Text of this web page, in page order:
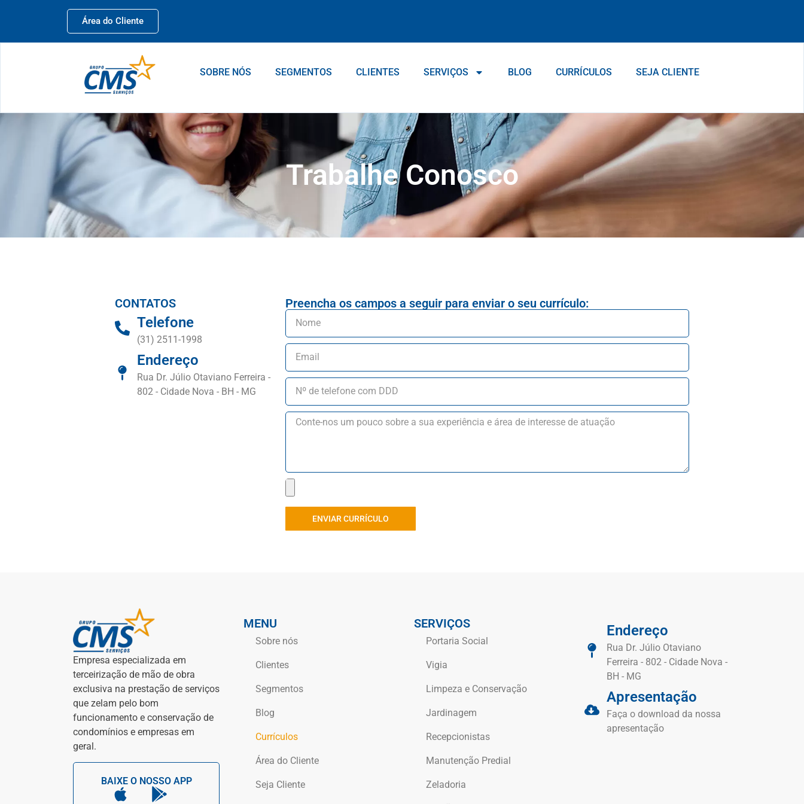
Área do Cliente
SOBRE NÓS SEGMENTOS CLIENTES SERVIÇOS BLOG CURRÍCULOS SEJA CLIENTE
Trabalhe Conosco
CONTATOS
Telefone
(31) 2511-1998
Endereço
Rua Dr. Júlio Otaviano Ferreira -
802 - Cidade Nova - BH - MG
Preencha os campos a seguir para enviar o seu currículo:
ENVIAR CURRÍCULO
Empresa especializada em
terceirização de mão de obra
exclusiva na prestação de serviços
que zelam pelo bom
funcionamento e conservação de
condomínios e empresas em
geral.
BAIXE O NOSSO APP
MENU
Sobre nós
Clientes
Segmentos
Blog
Currículos
Área do Cliente
Seja Cliente
SERVIÇOS
Portaria Social
Vigia
Limpeza e Conservação
Jardinagem
Recepcionistas
Manutenção Predial
Zeladoria
Endereço
Rua Dr. Júlio Otaviano
Ferreira - 802 - Cidade Nova -
BH - MG
Apresentação
Faça o download da nossa
apresentação